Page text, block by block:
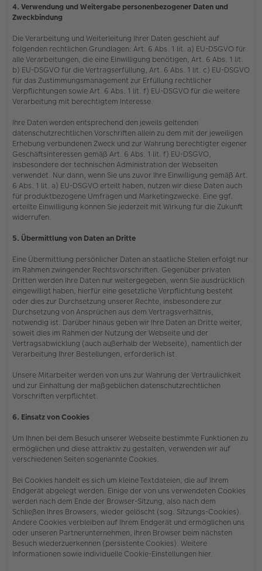
4. Verwendung und Weitergabe personenbezogener Daten und
Zweckbindung
Die Verarbeitung und Weiterleitung Ihrer Daten geschieht auf
folgenden rechtlichen Grundlagen: Art. 6 Abs. 1 lit. a) EU-DSGVO für
alle Verarbeitungen, die eine Einwilligung benötigen, Art. 6 Abs. 1 lit.
b) EU-DSGVO für die Vertragserfüllung, Art. 6 Abs. 1 lit. c) EU-DSGVO
für das Zustimmungsmanagement zur Erfüllung rechtlicher
Verpflichtungen sowie Art. 6 Abs. 1 lit. f) EU-DSGVO für die weitere
Verarbeitung mit berechtigtem Interesse.
Ihre Daten werden entsprechend den jeweils geltenden
datenschutzrechtlichen Vorschriften allein zu dem mit der jeweiligen
Erhebung verbundenen Zweck und zur Wahrung berechtigter eigener
Geschäftsinteressen gemäß Art. 6 Abs. 1 lit. f) EU-DSGVO,
insbesondere der technischen Administration der Webseiten
verwendet. Nur dann, wenn Sie uns zuvor Ihre Einwilligung gemäß Art.
6 Abs. 1 lit. a) EU-DSGVO erteilt haben, nutzen wir diese Daten auch
für produktbezogene Umfragen und Marketingzwecke. Eine ggf.
erteilte Einwilligung können Sie jederzeit mit Wirkung für die Zukunft
widerrufen.
5. Übermittlung von Daten an Dritte
Eine Übermittlung persönlicher Daten an staatliche Stellen erfolgt nur
im Rahmen zwingender Rechtsvorschriften. Gegenüber privaten
Dritten werden Ihre Daten nur weitergegeben, wenn Sie ausdrücklich
eingewilligt haben, hierfür eine gesetzliche Verpflichtung besteht
oder dies zur Durchsetzung unserer Rechte, insbesondere zur
Durchsetzung von Ansprüchen aus dem Vertragsverhältnis,
notwendig ist. Darüber hinaus geben wir Ihre Daten an Dritte weiter,
soweit dies im Rahmen der Nutzung der Webseite und der
Vertragsabwicklung (auch außerhalb der Webseite), namentlich der
Verarbeitung Ihrer Bestellungen, erforderlich ist.
Unsere Mitarbeiter werden von uns zur Wahrung der Vertraulichkeit
und zur Einhaltung der maßgeblichen datenschutzrechtlichen
Vorschriften verpflichtet.
6. Einsatz von Cookies
Um Ihnen bei dem Besuch unserer Webseite bestimmte Funktionen zu
ermöglichen und diese attraktiv zu gestalten, verwenden wir auf
verschiedenen Seiten sogenannte Cookies.
Bei Cookies handelt es sich um kleine Textdateien, die auf Ihrem
Endgerät abgelegt werden. Einige der von uns verwendeten Cookies
werden nach dem Ende der Browser-Sitzung, also nach dem
Schließen Ihres Browsers, wieder gelöscht (sog. Sitzungs-Cookies).
Andere Cookies verbleiben auf Ihrem Endgerät und ermöglichen uns
oder unseren Partnerunternehmen, Ihren Browser beim nächsten
Besuch wiederzuerkennen (persistente Cookies). Weitere
Informationen sowie individuelle Cookie-Einstellungen hier.